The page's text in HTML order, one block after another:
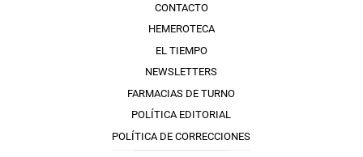
CONTACTO
HEMEROTECA
EL TIEMPO
NEWSLETTERS
FARMACIAS DE TURNO
POLÍTICA EDITORIAL
POLÍTICA DE CORRECCIONES